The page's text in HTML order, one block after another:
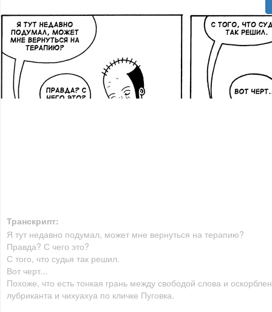
Транскрипт:
Я тут недавно подумал, может мне вернуться на терапию?
Правда? С чего это?
С того, что судья так решил.
Вот черт...
Похоже, что есть тонкая грань между свободой слова и
лубриканта и чихуахуа по кличке Пуговка.